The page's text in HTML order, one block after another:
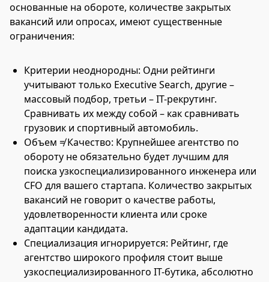
основанные на обороте, количестве закрытых
вакансий или опросах, имеют существенные
ограничения:
Критерии неоднородны: Одни рейтинги
учитывают только Executive Search, другие –
массовый подбор, третьи – IT-рекрутинг.
Сравнивать их между собой – как сравнивать
грузовик и спортивный автомобиль.
Объем ≠ Качество: Крупнейшее агентство по
обороту не обязательно будет лучшим для
поиска узкоспециализированного инженера или
CFO для вашего стартапа. Количество закрытых
вакансий не говорит о качестве работы,
удовлетворенности клиента или сроке
адаптации кандидата.
Специализация игнорируется: Рейтинг, где
агентство широкого профиля стоит выше
узкоспециализированного IT-бутика, абсолютно